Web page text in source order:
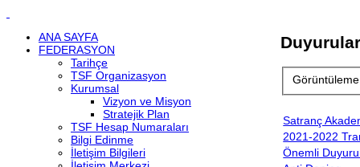
ANA SAYFA
FEDERASYON
Tarihçe
TSF Organizasyon
Kurumsal
Vizyon ve Misyon
Stratejik Plan
TSF Hesap Numaraları
Bilgi Edinme
İletişim Bilgileri
Satranç
2021-2022
Önemli